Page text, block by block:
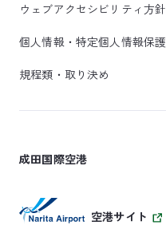
ウェブアクセシビリティ方針
個人情報・特定個人情報保護
規程類・取り決め
成田国際空港
空港サイト